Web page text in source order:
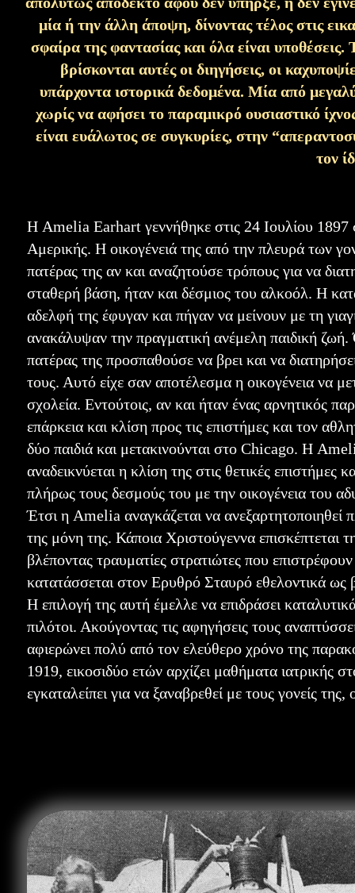
μία ή την άλλη άποψη, δίνοντας τέλος στις
σφαίρα της φαντασίας και όλα είναι
βρίσκονται αυτές οι διηγήσεις, οι
υπάρχοντα ιστορικά δεδομένα. Μία από
χωρίς να αφήσει το παραμικρό ουσιαστικό
είναι ευάλωτος σε συγκυρίες, στην
τον
Η Amelia Earhart γεννήθηκε στις 24 Ιουλίου
Αμερικής. Η οικογένειά της από την πλευρά των
πατέρας της αν και αναζητούσε τρόπους για να
σταθερή βάση, ήταν και δέσμιος του αλκοόλ. Η
αδελφή της έφυγαν και πήγαν να μείνουν με τη
ανακάλυψαν την πραγματική ανέμελη παιδική
πατέρας της προσπαθούσε να βρει και να
τους. Αυτό είχε σαν αποτέλεσμα η οικογένεια να
σχολεία. Εντούτοις, αν και ήταν ένας αρνητικός
επάρκεια και κλίση προς τις επιστήμες και τον
δύο παιδιά και μετακινούνται στο Chicago. Η
αναδεικνύεται η κλίση της στις θετικές επιστήμες
πλήρως τους δεσμούς του με την οικογένεια του
Έτσι η Amelia αναγκάζεται να ανεξαρτητοποιηθεί
της μόνη της. Κάποια Χριστούγεννα
βλέποντας τραυματίες στρατιώτες που
κατατάσσεται στον Ερυθρό Σταυρό εθελοντικά
Η επιλογή της αυτή έμελλε να επιδράσει
πιλότοι. Ακούγοντας τις αφηγήσεις τους
αφιερώνει πολύ από τον ελεύθερο χρόνο της
1919, εικοσιδύο ετών αρχίζει μαθήματα
εγκαταλείπει για να ξαναβρεθεί με τους γονείς